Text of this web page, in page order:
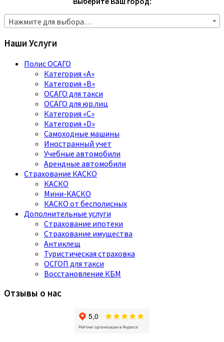
Нажмите для выбора…
Наши Услуги
Полис ОСАГО
Категория «A»
Категория «B»
ОСАГО для такси
ОСАГО для юр.лиц
Категория «C»
Категория «D»
Самоходные машины
Иностранный учет
Учебные автомобили
Арендные автомобили
Страхование КАСКО
КАСКО
Мини-КАСКО
КАСКО от бесполисных
Дополнительные услуги
Страхование ипотеки
Страхование имущества
Антиклещ
Туристическая страховка
ОСГОП для такси
Восстановление КБМ
Отзывы о нас